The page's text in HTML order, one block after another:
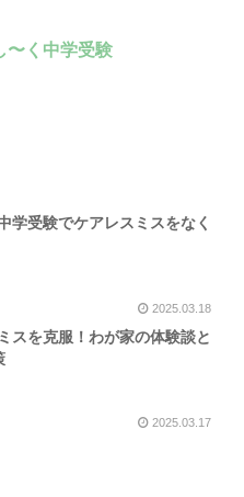
〜く中学受験
学受験でケアレスミスをなく
2025.03.18
スを克服！わが家の体験談と
2025.03.17